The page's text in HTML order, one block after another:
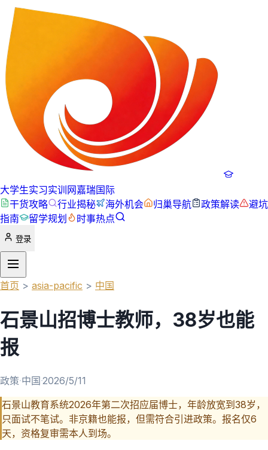
大学生实习实训网嘉瑞国际
干货攻略
行业揭秘 海外机会 归巢导航 政策解读
避坑
指南
留学规划 时事热点
登录
首页 > asia-pacific > 中国
石景山招博士教师，38岁也能
报
政策·中国·2026/5/11
石景山教育系统2026年第二次招应届博士，年龄放宽到38岁，
只面试不笔试。非京籍也能报，但需符合引进政策。报名仅6
天，资格复审需本人到场。